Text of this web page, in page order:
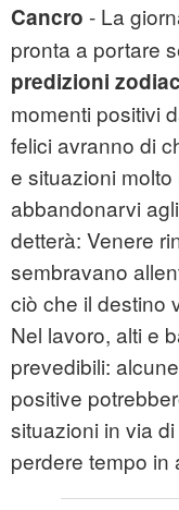
Cancro - La
pronta a portare
predizioni
momenti positivi
felici avranno di
e situazioni
abbandonarvi
detterà: Venere
sembravano
ciò che il destino
Nel lavoro, alti e
prevedibili:
positive
situazioni in via
perdere tempo in